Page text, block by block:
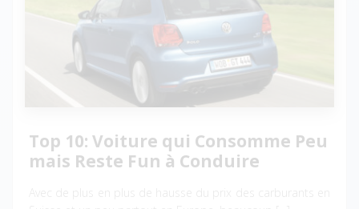
Top 10: Voiture qui Consomme Peu
mais Reste Fun à Conduire